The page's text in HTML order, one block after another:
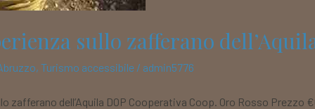
sullo zafferano
, Turismo accessibile/ admin5776
zafferano dell’Aquila DOP Cooperativa Coop. Oro Rosso Prezzo